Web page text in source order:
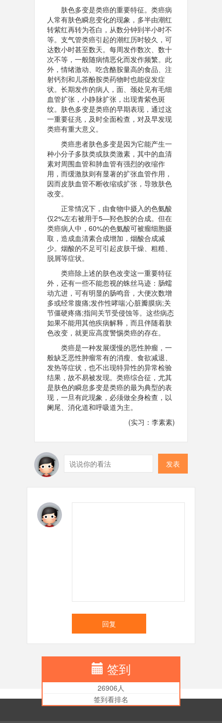
肤色多变是类癌的重要特征。类癌病
人常有肤色瞬息变化的现象，多半由潮红
转紫红再转为苍白，从数分钟到半小时不
等。支气管类癌引起的潮红历时较久，可
达数小时甚至数天。每周发作数次、数十
次不等，一般随病情恶化而发作频繁。此
外，情绪激动、吃含酪胺量高的食品、注
射钙剂和儿茶酚胺类药物时也能促发症
状。长期发作的病人，面、颈处见有毛细
血管扩张，小静脉扩张，出现青紫色斑
纹。肤色多变是类癌的早期表现，通过这
一重要征兆，及时全面检查，对及早发现
类癌有重大意义。
类癌患者肤色多变是因为它能产生一
种小分子多肽类或肽类激素，其中的血清
素对周围血管和肺血管有强烈的收缩作
用，而缓激肽则有显著的扩张血管作用，
因而皮肤血管不断收缩或扩张，导致肤色
改变。
正常情况下，由食物中摄入的色氨酸
仅2%左右被用于5—羟色胺的合成。但在
类癌病人中，60%的色氨酸可被瘤细胞摄
取，造成血清素合成增加，烟酸合成减
少。烟酸的不足可引起皮肤干燥、粗糙、
脱屑等症状。
类癌除上述的肤色改变这一重要特征
外，还有一些不能忽视的蛛丝马迹：肠蠕
动亢进，可有明显的肠鸣音，大便次数增
多或经常腹痛;发作性哮喘;心脏瓣膜病;关
节僵硬疼痛;指间关节受侵蚀等。这些病态
如果不能用其他疾病解释，而且伴随着肤
色改变，就更应高度警惕类癌的存在。
类癌是一种发展缓慢的恶性肿瘤，一
般缺乏恶性肿瘤常有的消瘦、食欲减退、
发热等症状，也不出现特异性的异常检验
结果，故不易被发现。类癌综合征，尤其
是肤色的瞬息多变是类癌的最为典型的表
现，一旦有此现象，必须做全身检查，以
阑尾、消化道和呼吸道为主。
(实习：李素素)
发表
回复
签到
26906人
签到看排名